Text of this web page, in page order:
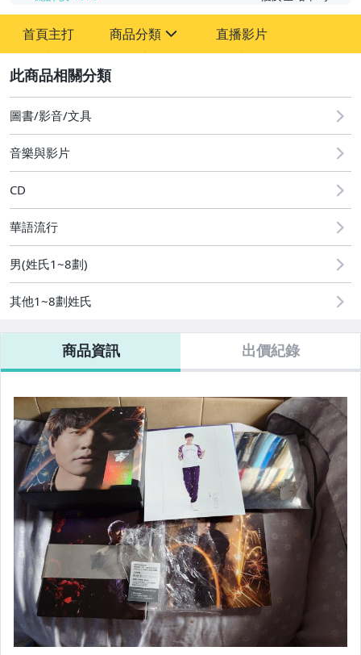
首頁主打 商品分類
古董、藝術與礦石
原創設計良品
玩具、模型與公仔
偶像、球員卡與郵幣
女裝與服飾配件
男性精品與服飾
手錶與飾品配件
女包精品與女鞋
相機、攝影與周邊
運動、戶外與休閒
直播影片
圖書/影音/文具
音樂與影片
CD
華語流行
男(姓氏1~8劃)
其他1~8劃姓氏
商品資訊 出價紀錄